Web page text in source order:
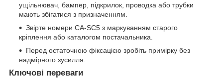
ущільнювач, бампер, підкрилок, проводка або трубки
мають збігатися з призначенням.
Звірте номери CA-SC5 з маркуванням старого
кріплення або каталогом постачальника.
Перед остаточною фіксацією зробіть примірку без
надмірного зусилля.
Ключові переваги